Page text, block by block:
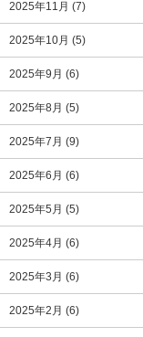
2025年11月 (7)
2025年10月 (5)
2025年9月 (6)
2025年8月 (5)
2025年7月 (9)
2025年6月 (6)
2025年5月 (5)
2025年4月 (6)
2025年3月 (6)
2025年2月 (6)